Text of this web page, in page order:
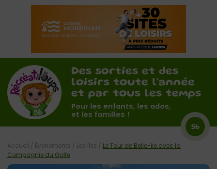
Des sorties et des
loisirs toute l'année
et par tous les temps
Pour les enfants, les ados,
et les familles !
56
Accueil / Évènements / Les îles / Le Tour de Belle-île avec la
Compagnie du Golfe